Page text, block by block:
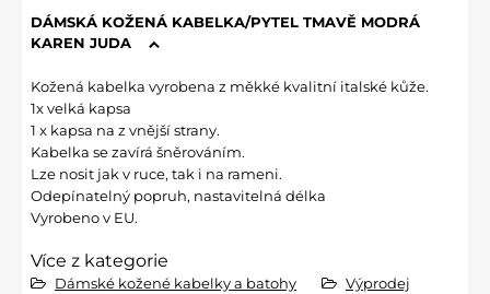
DÁMSKÁ KOŽENÁ KABELKA/PYTEL TMAVĚ MODRÁ
KAREN JUDA
Kožená kabelka vyrobena z měkké kvalitní italské kůže.
1x velká kapsa
1 x kapsa na z vnější strany.
Kabelka se zavírá šněrováním.
Lze nosit jak v ruce, tak i na rameni.
Odepínatelný popruh, nastavitelná délka
Vyrobeno v EU.
Více z kategorie
Dámské kožené kabelky a batohy Výprodej